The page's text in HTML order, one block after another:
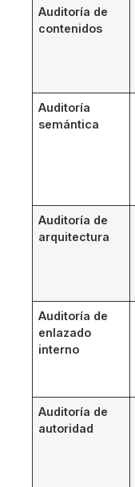
Auditoría de
contenidos
Auditoría
semántica
Auditoría de
arquitectura
Auditoría de
enlazado
interno
Auditoría de
autoridad